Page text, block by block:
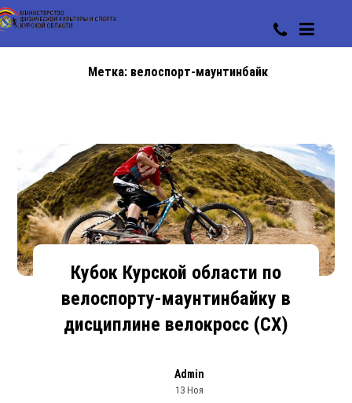
Метка: велоспорт-маунтинбайк
Кубок Курской области по
велоспорту-маунтинбайку в
дисциплине велокросс (СХ)
Admin
13 Ноя